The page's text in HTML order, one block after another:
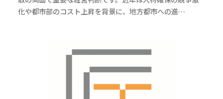
化や都市部のコスト上昇を背景に、地方都市への進…